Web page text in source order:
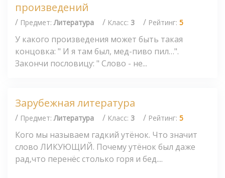
произведений
/ Предмет:Литература / Класс: 3 / Рейтинг: 5
У какого произведения может быть такая
концовка: " И я там был, мед-пиво пил…".
Закончи пословицу: " Слово - не...
Зарубежная литература
/ Предмет:Литература / Класс: 3 / Рейтинг: 5
Кого мы называем гадкий утёнок. Что значит
слово ЛИКУЮЩИЙ. Почему утёнок был даже
рад,что перенёс столько горя и бед....